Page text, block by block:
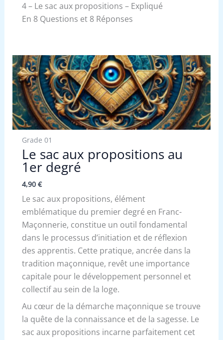
4 – Le sac aux propositions – Expliqué
En 8 Questions et 8 Réponses
Grade 01
Le sac aux propositions au
1er degré
4,90 €
Le sac aux propositions, élément
emblématique du premier degré en Franc-
Maçonnerie, constitue un outil fondamental
dans le processus d’initiation et de réflexion
des apprentis. Cette pratique, ancrée dans la
tradition maçonnique, revêt une importance
capitale pour le développement personnel et
collectif au sein de la loge.
Au cœur de la démarche maçonnique se trouve
la quête de la connaissance et de la sagesse. Le
sac aux propositions incarne parfaitement cet